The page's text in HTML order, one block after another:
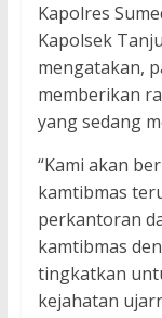
Kapolres
Kapolsek
mengatakan,
memberikan
yang sedang
“Kami akan
kamtibmas
perkantoran
kamtibmas
tingkatkan
kejahatan